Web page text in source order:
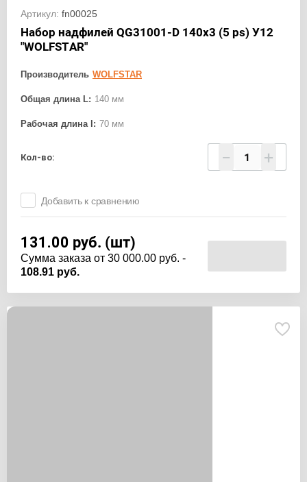
Артикул: fn00025
Набор надфилей QG31001-D 140х3 (5 ps) У12
"WOLFSTAR"
Производитель WOLFSTAR
Общая длина L: 140 мм
Рабочая длина l: 70 мм
Кол-во: − +
Добавить к сравнению
131.00 руб. (шт)
Cумма заказа от 30 000.00 руб. -
108.91 руб.